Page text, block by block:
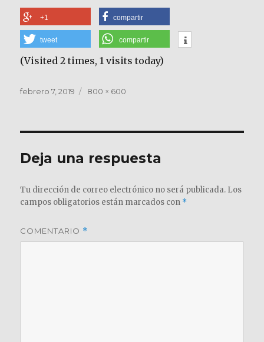
+1 compartir
tweet compartir
(Visited 2 times, 1 visits today)
Publicado
febrero 7, 2019
Tamaño
800 × 600
Deja una respuesta
Tu dirección de correo electrónico no será publicada. Los
campos obligatorios están marcados con *
COMENTARIO *